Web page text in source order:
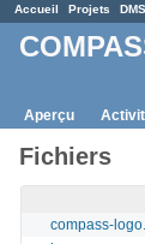
Accueil Projets DMS
Aperçu
Fichiers
compass-